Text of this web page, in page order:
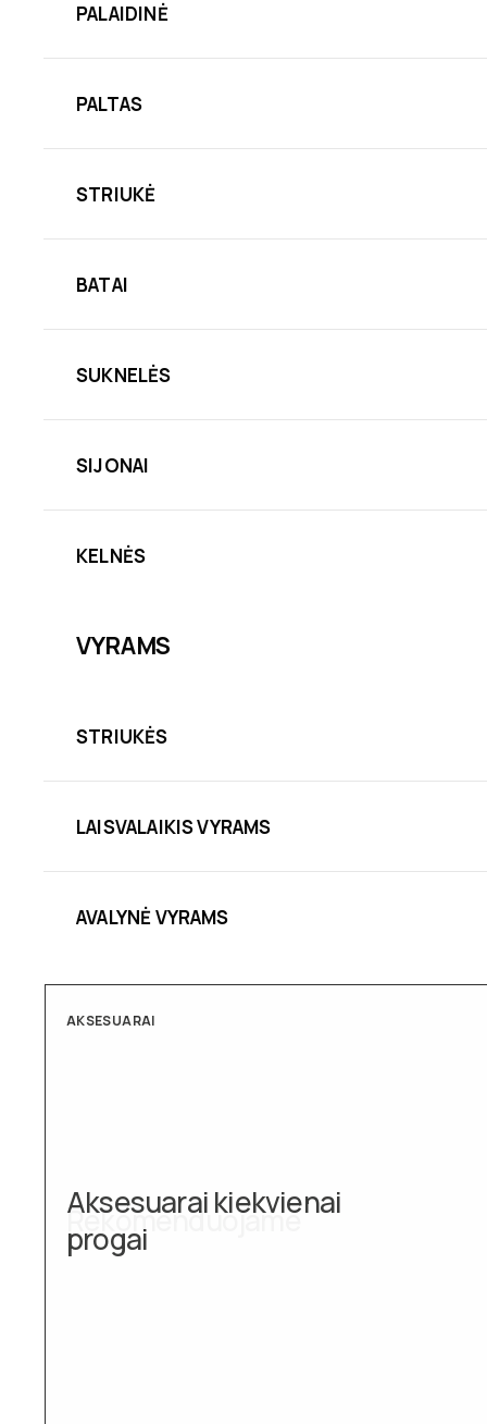
PALAIDINĖ
PALTAS
STRIUKĖ
BATAI
SUKNELĖS
SIJONAI
KELNĖS
VYRAMS
STRIUKĖS
LAISVALAIKIS VYRAMS
AVALYNĖ VYRAMS
AKSESUARAI
Aksesuarai kiekvienai
progai